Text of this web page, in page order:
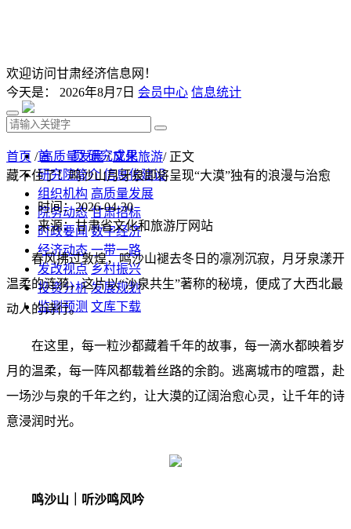
欢迎访问甘肃经济信息网！
今天是： 2026年8月7日 会员中心 信息统计
首 页 研究成果
研究院简介 信息化建设
组织机构 高质量发展
院务动态 甘肃招标
时政要闻 数字经济
经济动态 一带一路
发改视点 乡村振兴
投资分析 发展规划
监测预测 文库下载
首页 /高质量发展/文化旅游/ 正文
藏不住了！鸣沙山月牙泉即将呈现“大漠”独有的浪漫与治愈
时间：2026-04-30
来源：甘肃省文化和旅游厅网站
春风拂过敦煌，鸣沙山褪去冬日的凛冽沉寂，月牙泉漾开
温柔的涟漪，这片以“沙泉共生”著称的秘境，便成了大西北最
动人的诗行。
在这里，每一粒沙都藏着千年的故事，每一滴水都映着岁
月的温柔，每一阵风都载着丝路的余韵。逃离城市的喧嚣，赴
一场沙与泉的千年之约，让大漠的辽阔治愈心灵，让千年的诗
意浸润时光。
鸣沙山｜听沙鸣风吟